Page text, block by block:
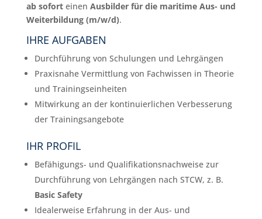
ab soforteinen Ausbilder für die maritime Aus- und
Weiterbildung (m/w/d).
IHRE AUFGABEN
Durchführung von Schulungen und Lehrgängen
Praxisnahe Vermittlung von Fachwissen in Theorie
und Trainingseinheiten
Mitwirkung an der kontinuierlichen Verbesserung
der Trainingsangebote
IHR PROFIL
Befähigungs- und Qualifikationsnachweise zur
Durchführung von Lehrgängen nach STCW, z. B.
Basic Safety
Idealerweise Erfahrung in der Aus- und